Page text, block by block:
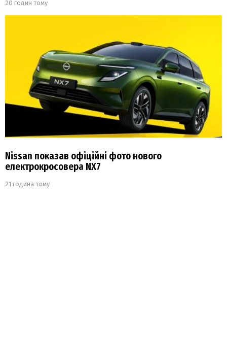
20 годин тому
Nissan показав офіційні фото нового
електрокросовера NX7
21 година тому